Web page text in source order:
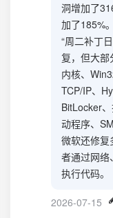
洞增加了
加了185%。
“周二补丁
复，但大部
内核、
TCP/IP、
BitLocker
动程序、
微软还修复
者通过网络
执行代码。
2026-07-15